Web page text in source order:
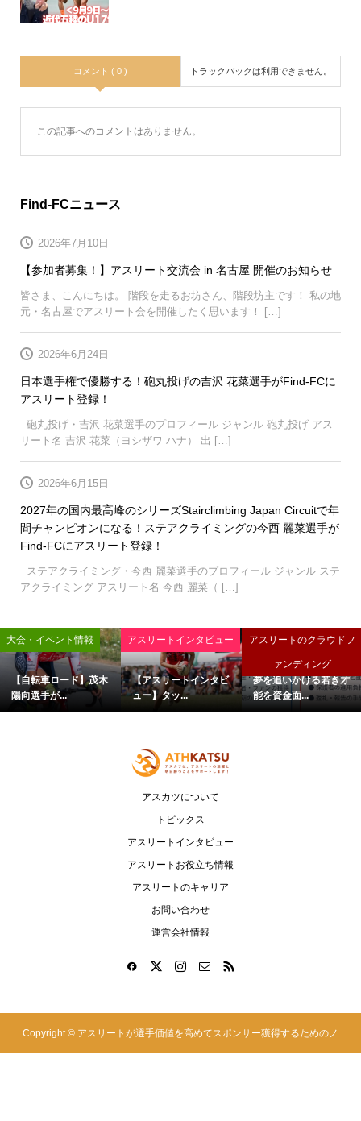
コメント ( 0 ) トラックバックは利用できません。
この記事へのコメントはありません。
Find-FCニュース
【参加者募集！】アスリート交流会 in 名古屋 開催のお知らせ
2026年7月10日
皆さま、こんにちは。 階段を走るお坊さん、階段坊主です！ 私の地
元・名古屋でアスリート会を開催したく思います！ […]
日本選手権で優勝する！砲丸投げの吉沢 花菜選手がFind-FCに
アスリート登録！
2026年6月24日
砲丸投げ・吉沢 花菜選手のプロフィール ジャンル 砲丸投げ アス
リート名 吉沢 花菜（ヨシザワ ハナ） 出 […]
2027年の国内最高峰のシリーズStairclimbing Japan Circuitで年
間チャンピオンになる！ステアクライミングの今西 麗菜選手が
Find-FCにアスリート登録！
2026年6月15日
ステアクライミング・今西 麗菜選手のプロフィール ジャンル ステ
アクライミング アスリート名 今西 麗菜（ […]
大会・イベント情報
【自転車ロード】茂木
陽向選手が...
アスリートインタビュー
【アスリートインタビ
ュー】タッ...
アスリートのクラウドフ
ァンディング
夢を追いかける若き才
能を資金面...
アスカツについて
トピックス
アスリートインタビュー
アスリートお役立ち情報
アスリートのキャリア
お問い合わせ
運営会社情報
Copyright © アスリートが選手価値を高めてスポンサー獲得するためのノ